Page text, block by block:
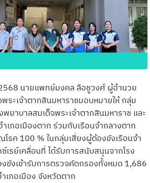
นายแพทย์มงคล ลือชูวงศ์ ผู้อำนวย
ระเจ้าตากสินมหาราชมอบหมายให้ กลุ่ม
พยาบาลสมเด็จพระเจ้าตากสินมหาราช และ
เภอเมืองตาก ร่วมกับเรือนจำกลางตาก
รค 100 % ในกลุ่มเสี่ยงผู้ต้องขังเรือนจำ
ซ์เรย์เคลื่อนที่ ได้รับการสนับสนุนจากโรง
ขังเข้ารับการตรวจคัดกรองทั้งหมด 1,686
เภอเมือง จังหวัดตาก